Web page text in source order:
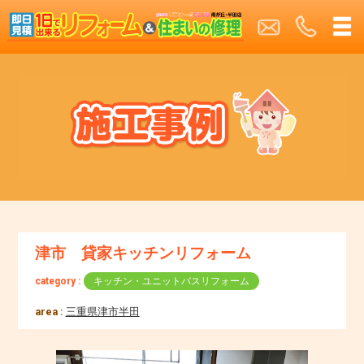
津市 貸家キッチンリフォーム
category : キッチン・ユニットバスリフォーム
area : 三重県津市半田